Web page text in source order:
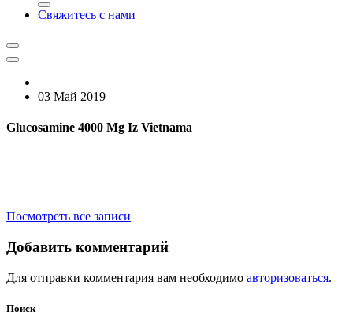
Свяжитесь с нами
03 Май 2019
Glucosamine 4000 Mg Iz Vietnama
Посмотреть все записи
Добавить комментарий
Для отправки комментария вам необходимо авторизоваться.
Поиск